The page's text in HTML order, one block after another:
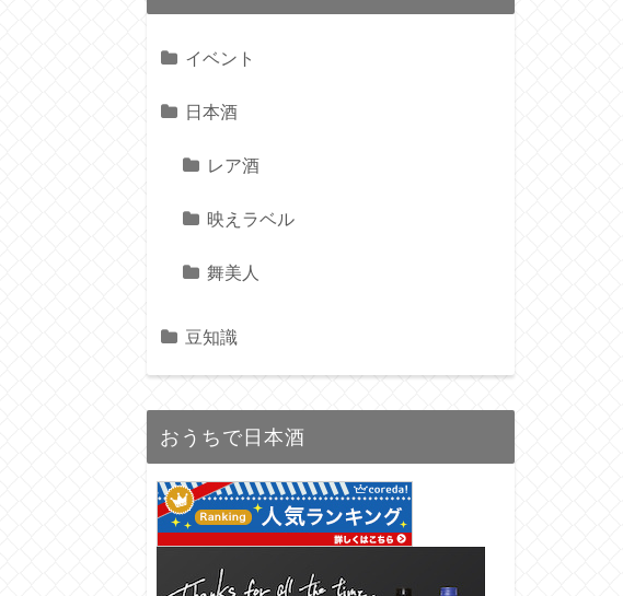
イベント
日本酒
レア酒
映えラベル
舞美人
豆知識
おうちで日本酒